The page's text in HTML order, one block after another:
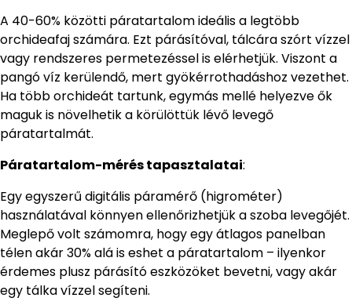
A 40-60% közötti páratartalom ideális a legtöbb
orchideafaj számára. Ezt párásítóval, tálcára szórt vízzel
vagy rendszeres permetezéssel is elérhetjük. Viszont a
pangó víz kerülendő, mert gyökérrothadáshoz vezethet.
Ha több orchideát tartunk, egymás mellé helyezve ők
maguk is növelhetik a körülöttük lévő levegő
páratartalmát.
Páratartalom-mérés tapasztalatai:
Egy egyszerű digitális páramérő (higrométer)
használatával könnyen ellenőrizhetjük a szoba levegőjét.
Meglepő volt számomra, hogy egy átlagos panelban
télen akár 30% alá is eshet a páratartalom – ilyenkor
érdemes plusz párásító eszközöket bevetni, vagy akár
egy tálka vízzel segíteni.